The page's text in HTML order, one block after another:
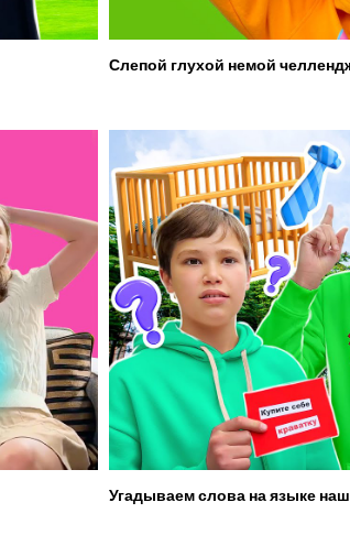
Слепой глухой немой
Угадываем слова на языке